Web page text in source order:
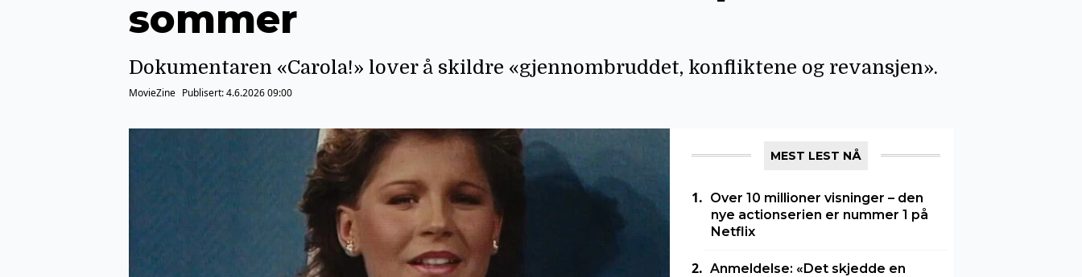
sommer
Dokumentaren «Carola!» lover å skildre «gjennombruddet, konfliktene og revansjen».
MovieZine Publisert:4.6.2026 09:00
MEST LEST NÅ
Over 10 millioner visninger – den
nye actionserien er nummer 1 på
Netflix
Anmeldelse: «Det skjedde en